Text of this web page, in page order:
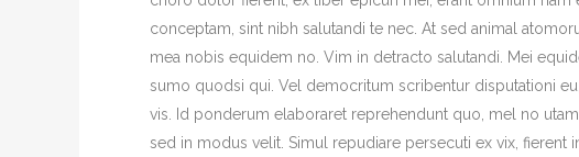
conceptam, sint nibh salutandi te nec. At sed animal
mea nobis equidem no. Vim in detracto salutandi. Mei
sumo quodsi qui. Vel democritum scribentur disputationi
vis. Id ponderum elaboraret reprehendunt quo, mel no
sed in modus velit. Simul repudiare persecuti ex vix, fierent